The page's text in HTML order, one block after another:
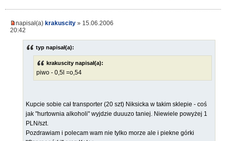
napisał(a) krakuscity » 15.06.2006
20:42
typ napisał(a):
krakuscity napisał(a):
piwo - 0,5l =o,54
Kupcie sobie cał transporter (20 szt) Niksicka w takim sklepie - coś
jak "hurtownia alkoholi" wyjdzie duuuzo taniej. Niewiele powyżej 1
PLN/szt.
Pozdrawiam i polecam wam nie tylko morze ale i piekne górki